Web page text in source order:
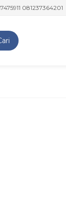
081237364201